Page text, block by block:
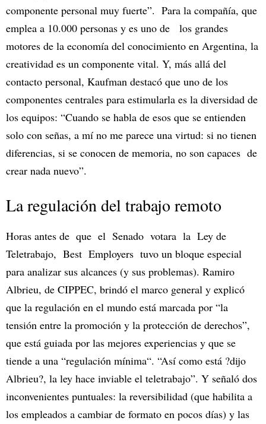
componente personal muy fuerte”. Para la compañía, que
emplea a 10.000 personas y es uno de los grandes
motores de la economía del conocimiento en Argentina, la
creatividad es un componente vital. Y, más allá del
contacto personal, Kaufman destacó que uno de los
componentes centrales para estimularla es la diversidad de
los equipos: “Cuando se habla de esos que se entienden
solo con señas, a mí no me parece una virtud: si no tienen
diferencias, si se conocen de memoria, no son capaces de
crear nada nuevo”.
La regulación del trabajo remoto
Horas antes de que el Senado votara la Ley de
Teletrabajo, Best Employers tuvo un bloque especial
para analizar sus alcances (y sus problemas). Ramiro
Albrieu, de CIPPEC, brindó el marco general y explicó
que la regulación en el mundo está marcada por “la
tensión entre la promoción y la protección de derechos”,
que está guiada por las mejores experiencias y que se
tiende a una “regulación mínima“. “Así como está ?dijo
Albrieu?, la ley hace inviable el teletrabajo”. Y señaló dos
inconvenientes puntuales: la reversibilidad (que habilita a
los empleados a cambiar de formato en pocos días) y las